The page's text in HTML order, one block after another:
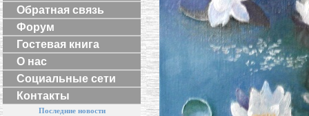
Обратная связь
Форум
Гостевая книга
О нас
Социальные сети
Контакты
Последние новости